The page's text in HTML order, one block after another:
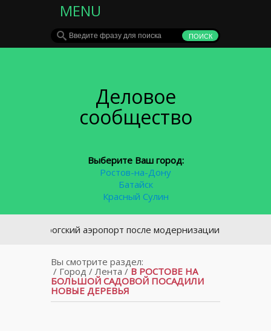
MENU
Деловое
сообщество
Выберите Ваш город:
Ростов-на-Дону
Батайск
Красный Сулин
аэропорт после модернизации снова будет
Вы смотрите раздел:
/ Город/ Лента / В РОСТОВЕ НА
БОЛЬШОЙ САДОВОЙ ПОСАДИЛИ
НОВЫЕ ДЕРЕВЬЯ